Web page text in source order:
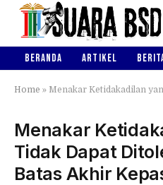
BERANDA ARTIKEL
Home » Menakar Ketidakadilan yang Tidak
Menakar
Tidak Dapat
Batas Akhir